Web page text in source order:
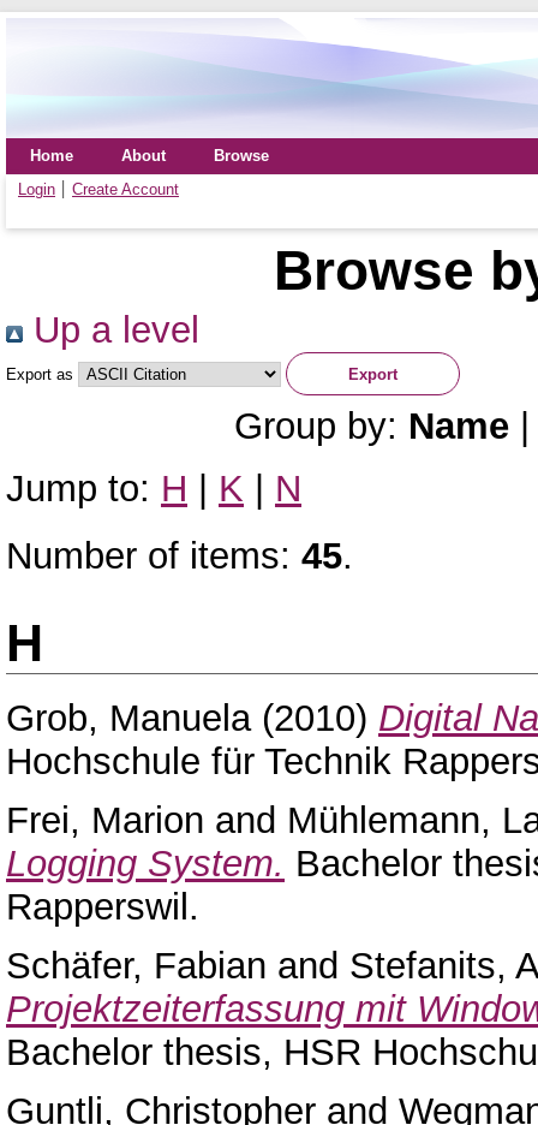
Home About
Browse
Login
Create Account
Browse
Up a level
Export as
Group by: Name
Jump to: H K
N
Number of items: 45.
H
Grob, Manuela(2010) Digital
Hochschule für Technik
Frei, Marion and Mühlemann,
Logging System. Bachelor
Rapperswil.
Schäfer, Fabian and Stefanits,
Projektzeiterfassung mit
Bachelor thesis, HSR
Guntli, Christopher and